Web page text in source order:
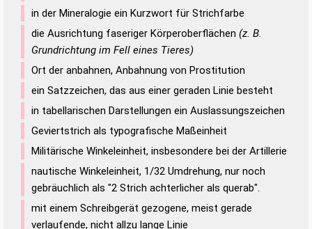
in der Mineralogie ein Kurzwort für Strichfarbe
die Ausrichtung faseriger Körperoberflächen (z. B.
Grundrichtung im Fell eines Tieres)
Ort der anbahnen, Anbahnung von Prostitution
ein Satzzeichen, das aus einer geraden Linie besteht
in tabellarischen Darstellungen ein Auslassungszeichen
Geviertstrich als typografische Maßeinheit
Militärische Winkeleinheit, insbesondere bei der Artillerie
nautische Winkeleinheit, 1/32 Umdrehung, nur noch
gebräuchlich als "2 Strich achterlicher als querab".
mit einem Schreibgerät gezogene, meist gerade
verlaufende, nicht allzu lange Linie